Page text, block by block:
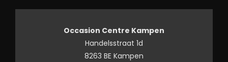
Occasion Centre Kampen
Handelsstraat 1d
8263 BE Kampen